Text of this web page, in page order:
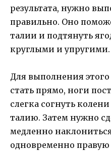
результата, нужно
правильно. Оно
талии и подтянуть
круглыми и упругими.
Для выполнения
стать прямо, ноги
слегка согнуть
талию. Затем нужно
медленно
одновременно правую